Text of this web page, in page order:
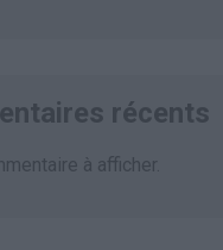
récents
à afficher.